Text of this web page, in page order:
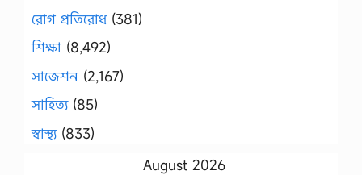
রোগ প্রতিরোধ(381)
শিক্ষা (8,492)
সাজেশন (2,167)
সাহিত্য(85)
স্বাস্থ্য(833)
August 2026